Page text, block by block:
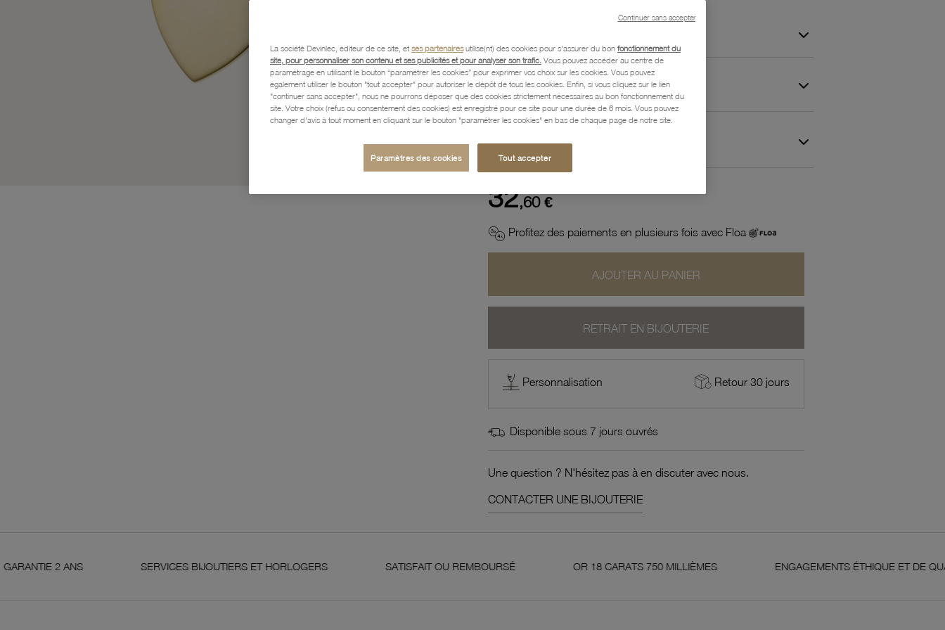
Caractéristiques détaillées
Paiement, Livraison, Retours et Garantie
32,60 €
Profitez des paiements en plusieurs fois avec Floa
AJOUTER AU PANIER
RETRAIT EN BIJOUTERIE
Personnalisation Retour 30 jours
Disponible sous 7 jours ouvrés
Une question ? N'hésitez pas à en discuter avec nous.
CONTACTER UNE BIJOUTERIE
SERVICES BIJOUTIERS ET HORLOGERS SATISFAIT OU REMBOURSÉ OR 18 CARATS 750 MILLIÈMES ENGAGEMENTS ÉTHIQUE ET DE QUALITÉ
La société Devinlec, éditeur de ce site, et ses partenairesutilise(nt) des cookies pour s'assurer du bon fonctionnement du
site, pour personnaliser son contenu et ses publicités et pour analyser son trafic. Vous pouvez accéder au centre de
paramétrage en utilisant le bouton “paramétrer les cookies” pour exprimer vos choix sur les cookies. Vous pouvez
également utiliser le bouton "tout accepter" pour autoriser le dépôt de tous les cookies. Enfin, si vous cliquez sur le lien
"continuer sans accepter", nous ne pourrons déposer que des cookies strictement nécessaires au bon fonctionnement du
site. Votre choix (refus ou consentement des cookies) est enregistré pour ce site pour une durée de 6 mois. Vous pouvez
changer d'avis à tout moment en cliquant sur le bouton "paramétrer les cookies" en bas de chaque page de notre site.
Paramètres des cookies Tout accepter
Continuer sans accepter